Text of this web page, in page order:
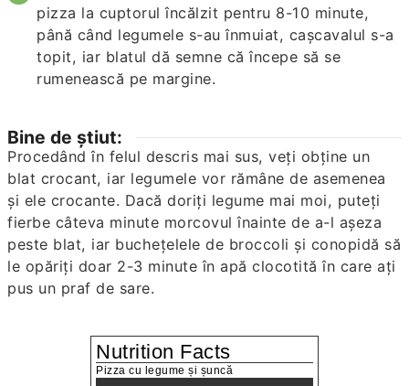
pizza la cuptorul încălzit pentru 8-10 minute,
până când legumele s-au înmuiat, caşcavalul s-a
topit, iar blatul dă semne că începe să se
rumenească pe margine.
Bine de știut:
Procedând în felul descris mai sus, veţi obţine un
blat crocant, iar legumele vor rămâne de asemenea
şi ele crocante. Dacă doriţi legume mai moi, puteţi
fierbe câteva minute morcovul înainte de a-l aşeza
peste blat, iar bucheţelele de broccoli şi conopidă să
le opăriţi doar 2-3 minute în apă clocotită în care aţi
pus un praf de sare.
Nutrition Facts
Pizza cu legume și șuncă